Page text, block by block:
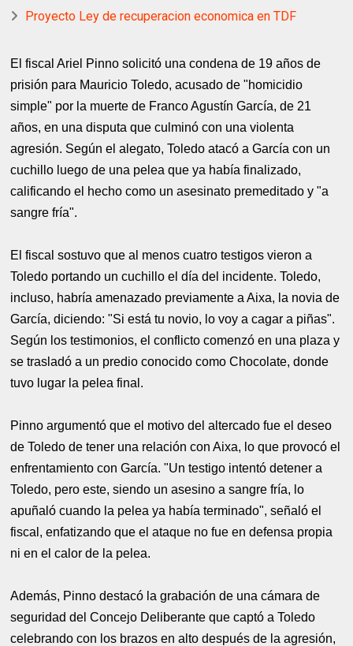
Proyecto Ley de recuperacion economica en TDF
El fiscal Ariel Pinno solicitó una condena de 19 años de
prisión para Mauricio Toledo, acusado de "homicidio
simple" por la muerte de Franco Agustín García, de 21
años, en una disputa que culminó con una violenta
agresión. Según el alegato, Toledo atacó a García con un
cuchillo luego de una pelea que ya había finalizado,
calificando el hecho como un asesinato premeditado y "a
sangre fría".
El fiscal sostuvo que al menos cuatro testigos vieron a
Toledo portando un cuchillo el día del incidente. Toledo,
incluso, habría amenazado previamente a Aixa, la novia de
García, diciendo: "Si está tu novio, lo voy a cagar a piñas".
Según los testimonios, el conflicto comenzó en una plaza y
se trasladó a un predio conocido como Chocolate, donde
tuvo lugar la pelea final.
Pinno argumentó que el motivo del altercado fue el deseo
de Toledo de tener una relación con Aixa, lo que provocó el
enfrentamiento con García. "Un testigo intentó detener a
Toledo, pero este, siendo un asesino a sangre fría, lo
apuñaló cuando la pelea ya había terminado", señaló el
fiscal, enfatizando que el ataque no fue en defensa propia
ni en el calor de la pelea.
Además, Pinno destacó la grabación de una cámara de
seguridad del Concejo Deliberante que captó a Toledo
celebrando con los brazos en alto después de la agresión,